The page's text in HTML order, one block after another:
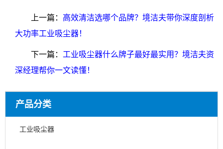
上一篇： 高效清洁选哪个品牌？境洁夫带你深度剖析
大功率工业吸尘器！
下一篇： 工业吸尘器什么牌子最好最实用？境洁夫资
深经理帮你一文读懂！
产品分类
工业吸尘器